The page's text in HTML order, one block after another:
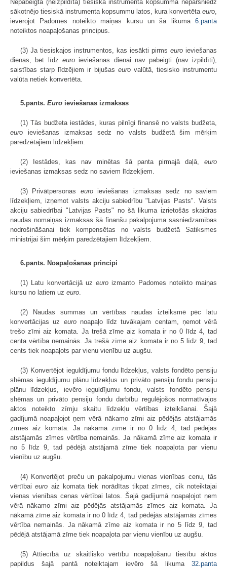
Nepabeigtā (neizpildītā) tiesiskā instrumenta kopsumma nepārsniedz
sākotnējo tiesiskā instrumenta kopsummu latos, kura konvertēta euro
ievērojot Padomes noteikto maiņas kursu un šā likuma 6.pantā
noteiktos noapaļošanas principus.
(3) Ja tiesiskajos instrumentos, kas iesākti pirms euro ieviešanas
dienas, bet līdz euro ieviešanas dienai nav pabeigti (nav izpildīti),
saistības starp līdzējiem ir bijušas eurovalūtā, tiesisko instrumentu
valūta netiek konvertēta.
5.pants. Euro ieviešanas izmaksas
(1) Tās budžeta iestādes, kuras pilnīgi finansē no valsts budžeta,
euro ieviešanas izmaksas sedz no valsts budžetā šim mērķim
paredzētajiem līdzekļiem.
(2) Iestādes, kas nav minētas šā panta pirmajā daļā, euro
ieviešanas izmaksas sedz no saviem līdzekļiem.
(3) Privātpersonas euroieviešanas izmaksas sedz no saviem
līdzekļiem, izņemot valsts akciju sabiedrību "Latvijas Pasts". Valsts
akciju sabiedrībai "Latvijas Pasts" no šā likuma izrietošās skaidras
naudas nomaiņas izmaksas šā finanšu pakalpojuma sasniedzamības
nodrošināšanai tiek kompensētas no valsts budžetā Satiksmes
ministrijai šim mērķim paredzētajiem līdzekļiem.
6.pants. Noapaļošanas principi
(1) Latu konvertācijā uz euro izmanto Padomes noteikto maiņas
kursu no latiem uz euro
(2) Naudas summas un vērtības naudas izteiksmē pēc latu
konvertācijas uz euronoapaļo līdz tuvākajam centam, ņemot vērā
trešo zīmi aiz komata. Ja trešā zīme aiz komata ir no 0 līdz 4, tad
centa vērtība nemainās. Ja trešā zīme aiz komata ir no 5 līdz 9, tad
cents tiek noapaļots par vienu vienību uz augšu.
(3) Konvertējot ieguldījumu fondu līdzekļus, valsts fondēto pensiju
shēmas ieguldījumu plānu līdzekļus un privāto pensiju fondu pensiju
plānu līdzekļus, ievēro ieguldījumu fondu, valsts fondēto pensiju
shēmas un privāto pensiju fondu darbību regulējošos normatīvajos
aktos noteikto zīmju skaitu līdzekļu vērtības izteikšanai. Šajā
gadījumā noapaļojot ņem vērā nākamo zīmi aiz pēdējās atstājamās
zīmes aiz komata. Ja nākamā zīme ir no 0 līdz 4, tad pēdējās
atstājamās zīmes vērtība nemainās. Ja nākamā zīme aiz komata ir
no 5 līdz 9, tad pēdējā atstājamā zīme tiek noapaļota par vienu
vienību uz augšu.
(4) Konvertējot preču un pakalpojumu vienas vienības cenu, tās
vērtībaieuro aiz komata tiek norādītas tikpat zīmes, cik noteiktajai
vienas vienības cenas vērtībai latos. Šajā gadījumā noapaļojot ņem
vērā nākamo zīmi aiz pēdējās atstājamās zīmes aiz komata. Ja
nākamā zīme aiz komata ir no 0 līdz 4, tad pēdējās atstājamās zīmes
vērtība nemainās. Ja nākamā zīme aiz komata ir no 5 līdz 9, tad
pēdējā atstājamā zīme tiek noapaļota par vienu vienību uz augšu.
(5) Attiecībā uz skaitlisko vērtību noapaļošanu tiesību aktos
papildus šajā pantā noteiktajam ievēro šā likuma 32.panta